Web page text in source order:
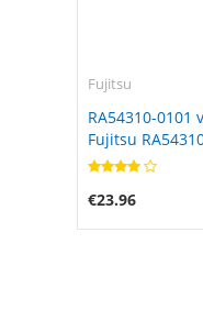
Fujitsu
RA54310-0101
Fujitsu
€23.96